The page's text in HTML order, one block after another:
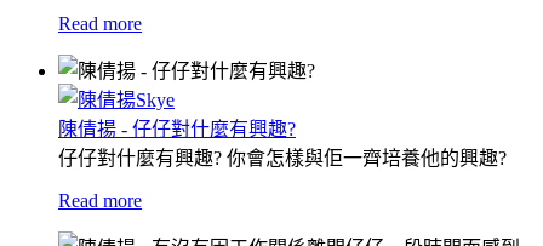
Read more
陳倩揚 - 仔仔對什麼有興趣?
仔仔對什麼有興趣? 你會怎樣與佢一齊培養他的興趣?
Read more